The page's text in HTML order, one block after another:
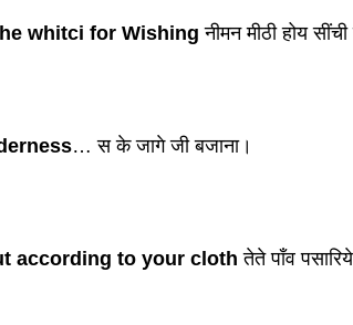
whitci for Wishing नीमन मीठी होय
… स के जागे जी बजाना।
according to your cloth तेते पाँव